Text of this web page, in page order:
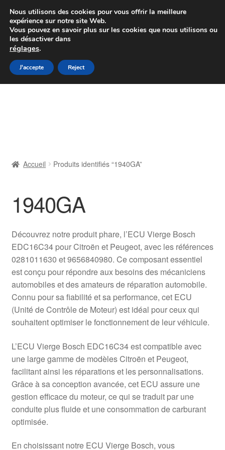
Colissimo livraison à partir de 7 EUR
Du lundi au vendredi de 9 h à 16 h
Aller
à
Aller
au
Livraison
Livraison internationale
Mon compte
Paiements
Panier
Politique de confidentialité
Procédure de Réclamation
Termes et conditions
Accueil Produits identifiés “1940GA”
1940GA
Découvrez notre produit phare, l’ECU Vierge Bosch
EDC16C34 pour Citroën et Peugeot, avec les références
0281011630 et 9656840980. Ce composant essentiel
est conçu pour répondre aux besoins des mécaniciens
automobiles et des amateurs de réparation automobile.
Connu pour sa fiabilité et sa performance, cet ECU
(Unité de Contrôle de Moteur) est idéal pour ceux qui
souhaitent optimiser le fonctionnement de leur véhicule.
L’ECU Vierge Bosch EDC16C34 est compatible avec
une large gamme de modèles Citroën et Peugeot,
facilitant ainsi les réparations et les personnalisations.
Grâce à sa conception avancée, cet ECU assure une
gestion efficace du moteur, ce qui se traduit par une
conduite plus fluide et une consommation de carburant
optimisée.
En choisissant notre ECU Vierge Bosch, vous
Nous utilisons des cookies pour vous offrir la meilleure
expérience sur notre site Web.
Vous pouvez en savoir plus sur les cookies que nous utilisons ou
les désactiver dans
réglages.
J'accepte Reject